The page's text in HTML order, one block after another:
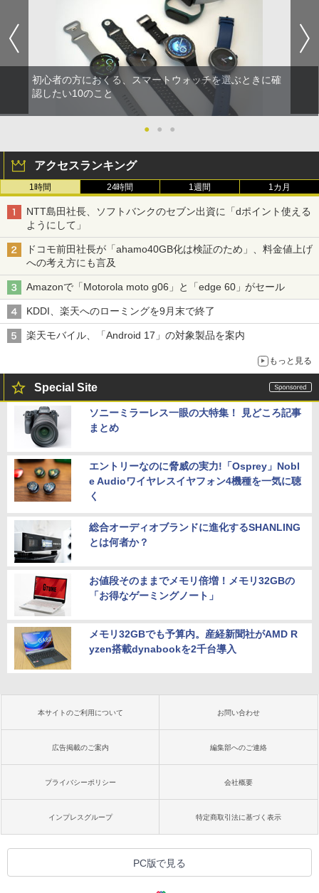
初心者の方におくる、スマートウォッチを選ぶときに確
認したい10のこと
● ● ●
アクセスランキング
1時間 24時間 1週間 1カ月
NTT島田社長、ソフトバンクのセブン出資に「dポイント使える
ようにして」
ドコモ前田社長が「ahamo40GB化は検証のため」、料金値上げ
への考え方にも言及
Amazonで「Motorola moto g06」と「edge 60」がセール
KDDI、楽天へのローミングを9月末で終了
楽天モバイル、「Android 17」の対象製品を案内
もっと見る
Special Site
ソニーミラーレス一眼の大特集！ 見どころ記事
まとめ
エントリーなのに脅威の実力!「Osprey」Nobl
e Audioワイヤレスイヤフォン4機種を一気に聴
く
総合オーディオブランドに進化するSHANLING
とは何者か？
お値段そのままでメモリ倍増！メモリ32GBの
「お得なゲーミングノート」
メモリ32GBでも予算内。産経新聞社がAMD R
yzen搭載dynabookを2千台導入
本サイトのご利用について お問い合わせ
広告掲載のご案内 編集部へのご連絡
プライバシーポリシー 会社概要
インプレスグループ 特定商取引法に基づく表示
PC版で見る